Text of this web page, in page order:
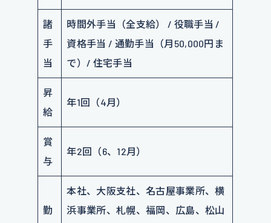
諸
手
当
時間外手当（全支給） / 役職手当 /
資格手当 / 通勤手当（月50,000円ま
で）/ 住宅手当
昇
給
年1回（4月）
賞
与
年2回（6、12月）
勤
本社、大阪支社、名古屋事業所、横
浜事業所、札幌、福岡、広島、松山